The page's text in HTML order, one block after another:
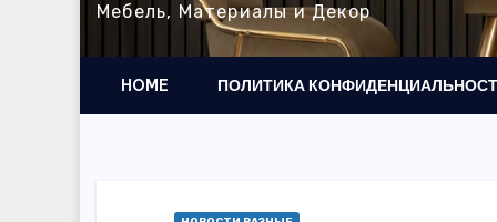
Мебель, Материалы и Декор
HOME ПОЛИТИКА